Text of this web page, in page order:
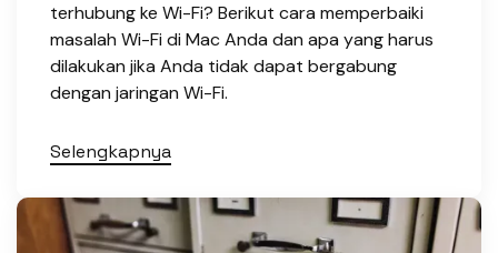
terhubung ke Wi-Fi? Berikut cara memperbaiki
masalah Wi-Fi di Mac Anda dan apa yang harus
dilakukan jika Anda tidak dapat bergabung
dengan jaringan Wi-Fi.
Selengkapnya